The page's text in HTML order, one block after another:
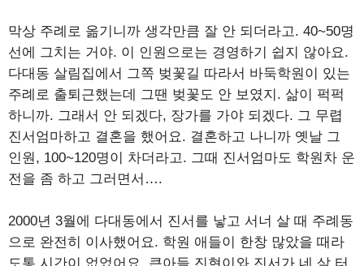
막상 주례로 옮기니까 생각만큼 잘 안 되더라고. 40~50명
선에 그치는 거야. 이 인원으로는 경영하기 쉽지 않아요.
다대동 살림집에서 그쪽 벚꽃길 따라서 바둑학원이 있는
주례로 출퇴근했는데 그땐 벚꽃도 안 보였지. 삶이 퍽퍽
하니까. 그래서 안 되겠다, 장가를 가야 되겠다. 그 무렵
진서엄마하고 결혼을 했어요. 결혼하고 나니까 옛날 그
인원, 100~120명이 차더라고. 그때 진서엄마도 학원차 운
전을 좀 하고 그러면서….
2000년 3월에 다대동에서 진서를 낳고 서너 살 때 주례동
으로 완전히 이사했어요. 학원 애들이 한창 많았을 때라
도통 시간이 없었어요. 큰아들 진현이와 진서가 네 살 터